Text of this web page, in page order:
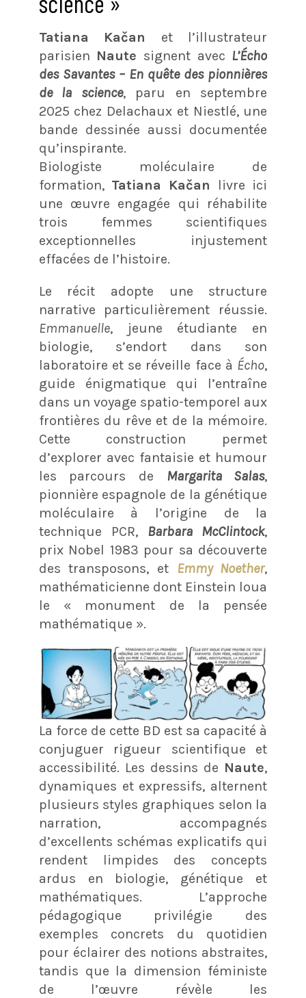
Tatiana Kačan et l’illustrateur
parisien Naute signent avec L’Écho
des Savantes – En quête des pionnières
de la science, paru en septembre
2025 chez Delachaux et Niestlé, une
bande dessinée aussi documentée
qu’inspirante.
Biologiste moléculaire de
formation, Tatiana Kačan livre ici
une œuvre engagée qui réhabilite
trois femmes scientifiques
exceptionnelles injustement
effacées de l’histoire.
Le récit adopte une structure
narrative particulièrement réussie.
Emmanuelle, jeune étudiante en
biologie, s’endort dans son
laboratoire et se réveille face à Écho,
guide énigmatique qui l’entraîne
dans un voyage spatio-temporel aux
frontières du rêve et de la mémoire.
Cette construction permet
d’explorer avec fantaisie et humour
les parcours de Margarita Salas,
pionnière espagnole de la génétique
moléculaire à l’origine de la
technique PCR, Barbara McClintock,
prix Nobel 1983 pour sa découverte
des transposons, et Emmy Noether,
mathématicienne dont Einstein loua
le « monument de la pensée
mathématique ».
La force de cette BD est sa capacité à
conjuguer rigueur scientifique et
accessibilité. Les dessins de Naute,
dynamiques et expressifs, alternent
plusieurs styles graphiques selon la
narration, accompagnés
d’excellents schémas explicatifs qui
rendent limpides des concepts
ardus en biologie, génétique et
mathématiques. L’approche
pédagogique privilégie des
exemples concrets du quotidien
pour éclairer des notions abstraites,
tandis que la dimension féministe
de l’œuvre révèle les